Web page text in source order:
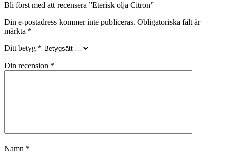
Bli först med att recensera ”Eterisk olja Citron”
Din e-postadress kommer inte publiceras. Obligatoriska fält är
märkta *
Ditt betyg *
Din recension *
Namn *